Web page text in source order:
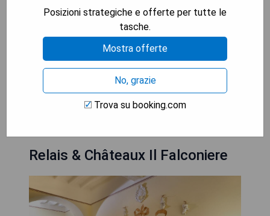
- Traditionelle toskanische Küche im Restaurant
- Schöne Parkanlage für entspannende
Spaziergänge
- Aperitifs an der Cheese Bar im Freien genießen
- Ruhige Lage in der Nähe von Cortona
Relais & Châteaux Il Falconiere
Posizioni strategiche e offerte per tutte le
tasche.
Mostra offerte
No, grazie
Trova su booking.com